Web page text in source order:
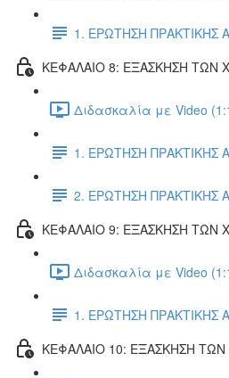
1. ΕΡΩΤΗΣΗ ΠΡΑΚΤΙΚΗΣ
ΚΕΦΑΛΑΙΟ 8: ΕΞΑΣΚΗΣΗ ΤΩΝ
Διδασκαλία με Video
1. ΕΡΩΤΗΣΗ ΠΡΑΚΤΙΚΗΣ
2. ΕΡΩΤΗΣΗ ΠΡΑΚΤΙΚΗΣ
ΚΕΦΑΛΑΙΟ 9: ΕΞΑΣΚΗΣΗ ΤΩΝ
Διδασκαλία με Video
1. ΕΡΩΤΗΣΗ ΠΡΑΚΤΙΚΗΣ
ΚΕΦΑΛΑΙΟ 10: ΕΞΑΣΚΗΣΗ